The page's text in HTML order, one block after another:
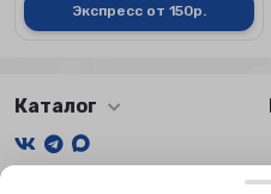
Экспресс от 150р.
Каталог
Мы получаем и обрабатываем